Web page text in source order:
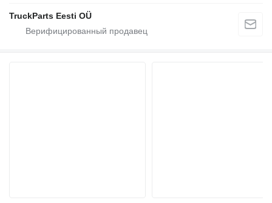
TruckParts Eesti OÜ